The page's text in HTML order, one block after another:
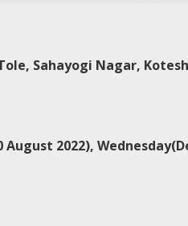
Sahayogi Nagar,
August 2022),